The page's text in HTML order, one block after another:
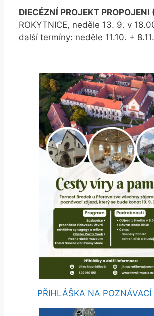
DIECÉZNÍ PROJEKT PROPOJENI
ROKYTNICE, neděle 13. 9. v
další termíny: neděle 11.10. +
PŘIHLÁŠKA NA POZNÁVACÍ